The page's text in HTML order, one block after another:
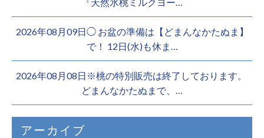
2026年08月09日◯ お盆の準備は【どまんなかたぬま】
で！ 12日(水)も休ま…
2026年08月08日※桃の特別販売は終了しております。 ️
どまんなかたぬまで、…
アーカイブ